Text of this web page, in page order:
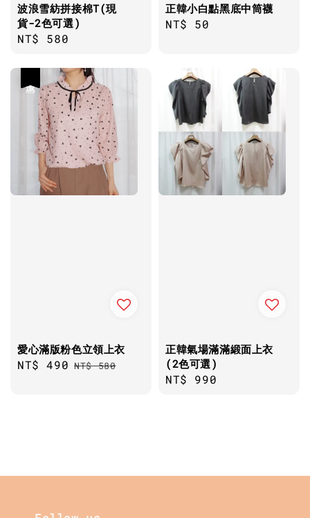
波浪雪紡拼接棉T(現
貨-2色可選)
Regular
NT$ 580
正韓小白點黑底中筒襪
Regular
NT$ 50
愛心滿版粉色立領上衣
Sale
NT$ 490 Regular
NT$ 580
正韓氣場滿滿緞面上衣
(2色可選)
Regular
NT$ 990